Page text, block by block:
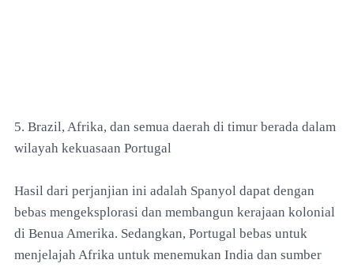
5. Brazil, Afrika, dan semua daerah di timur berada dalam
wilayah kekuasaan Portugal
Hasil dari perjanjian ini adalah Spanyol dapat dengan
bebas mengeksplorasi dan membangun kerajaan kolonial
di Benua Amerika. Sedangkan, Portugal bebas untuk
menjelajah Afrika untuk menemukan India dan sumber